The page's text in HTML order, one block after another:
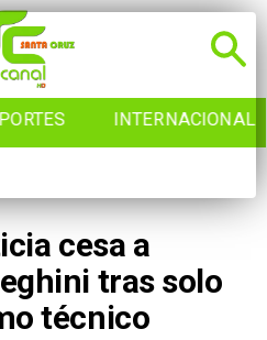
INTERNACIONAL
cesa a
tras solo
técnico